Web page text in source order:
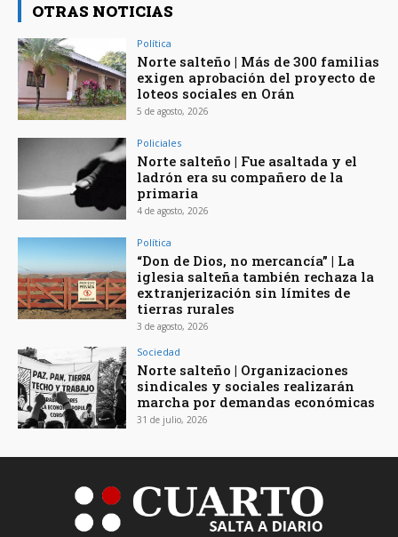
OTRAS NOTICIAS
Política
Norte salteño | Más de 300 familias
exigen aprobación del proyecto de
loteos sociales en Orán
5 de agosto, 2026
Policiales
Norte salteño | Fue asaltada y el
ladrón era su compañero de la
primaria
4 de agosto, 2026
Política
“Don de Dios, no mercancía” | La
iglesia salteña también rechaza la
extranjerización sin límites de
tierras rurales
3 de agosto, 2026
Sociedad
Norte salteño | Organizaciones
sindicales y sociales realizarán
marcha por demandas económicas
31 de julio, 2026